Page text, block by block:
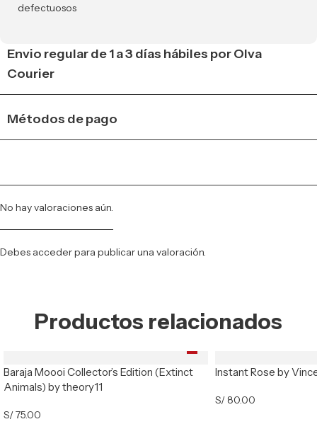
defectuosos
Envio regular de 1 a 3 días hábiles por Olva
Courier
Métodos de pago
No hay valoraciones aún.
Debes accederpara publicar una valoración.
Productos relacionados
Baraja Moooi Collector’s Edition (Extinct
Animals) by theory11
S/75.00
Instant Rose by
S/80.00